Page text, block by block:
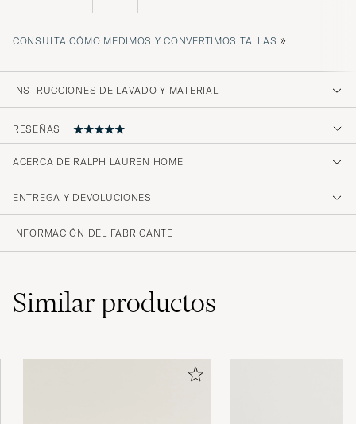
CONSULTA CÓMO MEDIMOS Y CONVERTIMOS TALLAS »
INSTRUCCIONES DE LAVADO Y MATERIAL
RESEÑAS
5
ACERCA DE RALPH LAUREN HOME
ENTREGA Y DEVOLUCIONES
INFORMACIÓN DEL FABRICANTE
Similarproductos